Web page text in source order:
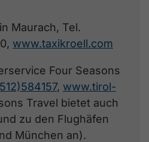
Maurach, Tel.
www.taxikroell.com
Four Seasons
, www.tirol-
Travel bietet auch
zu den Flughäfen
München an).